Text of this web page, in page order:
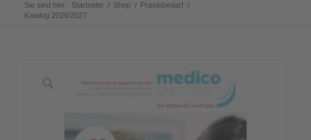
Sie sind hier: Startseite / Shop / Praxisbedarf /
Katalog 2026/2027